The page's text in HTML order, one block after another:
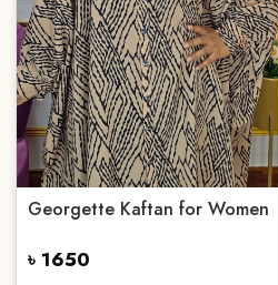
Georgette Kaftan for Women
৳ 1650